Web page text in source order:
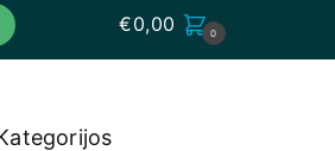
€0,00 0